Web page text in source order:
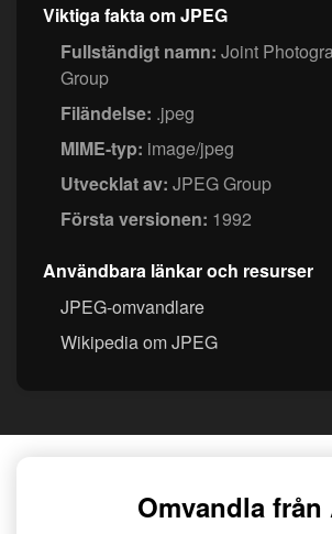
Viktiga fakta om JPEG
Fullständigt namn: Joint
Group
Filändelse: .jpeg
MIME-typ: image/jpeg
Utvecklat av: JPEG Group
Första versionen: 1992
Användbara länkar och resurser
JPEG-omvandlare
Wikipedia om JPEG
Omvandla från